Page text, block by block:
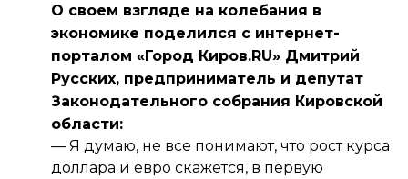
О своем взгляде на колебания в
экономике поделился с интернет-
порталом «Город Киров.RU» Дмитрий
Русских, предприниматель и депутат
Законодательного собрания Кировской
области:
— Я думаю, не все понимают, что рост курса
доллара и евро скажется, в первую